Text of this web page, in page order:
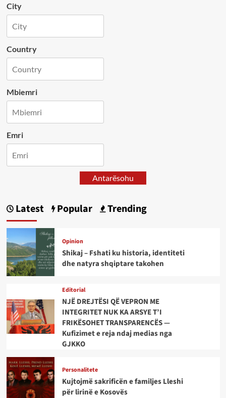
City
Country
Mbiemri
Emri
Antarësohu
Latest Popular Trending
Opinion
Shikaj – Fshati ku historia, identiteti
dhe natyra shqiptare takohen
Editorial
NJË DREJTËSI QË VEPRON ME
INTEGRITET NUK KA ARSYE T’I
FRIKËSOHET TRANSPARENCËS —
Kufizimet e reja ndaj medias nga
GJKKO
Personalitete
Kujtojmë sakrificën e familjes Lleshi
për lirinë e Kosovës